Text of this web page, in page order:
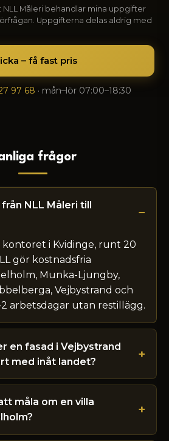
NLL Måleri behandlar mina uppgifter
Uppgifterna delas aldrig med
– få fast pris
97 68 · mån–lör 07:00–18:30
frågor
NLL Måleri till
kontoret i Kvidinge, runt 20
gör kostnadsfria
Munka-Ljungby,
Vejbystrand och
arbetsdagar utan restillägg.
en fasad i Vejbystrand
med inåt landet?
måla om en villa